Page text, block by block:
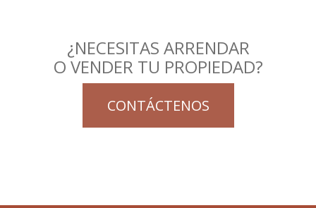
¿NECESITAS ARRENDAR
O VENDER TU PROPIEDAD?
CONTÁCTENOS